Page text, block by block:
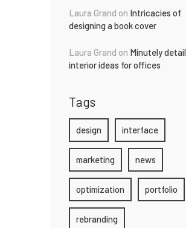
Laura Grand on Intricacies of
designing a book cover
Laura Grand on Minutely
interior ideas for offices
Tags
design interface
marketing news
optimization portfolio
rebranding